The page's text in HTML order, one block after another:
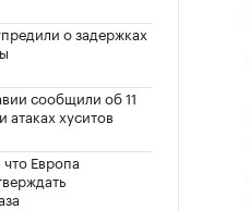
о задержках
сообщили об 11
хуситов
Европа